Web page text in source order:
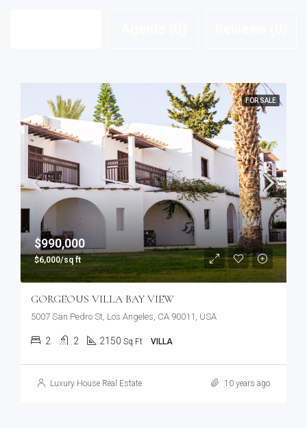
FOR SALE
$990,000
$6,000/sq ft
GORGEOUS VILLA BAY VIEW
5007 San Pedro St, Los Angeles, CA 90011, USA
2 2 2150 Sq Ft VILLA
Luxury House Real Estate 10 years ago